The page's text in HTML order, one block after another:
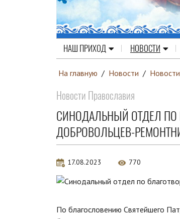
НАШ ПРИХОД НОВОСТИ
На главную / Новости /
Новости Православия
СИНОДАЛЬНЫЙ ОТДЕЛ ПО
ДОБРОВОЛЬЦЕВ-
17.08.2023 770
По благословению Святейшего